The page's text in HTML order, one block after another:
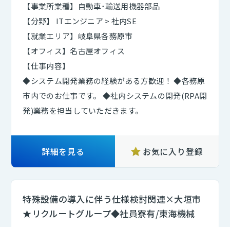
【事業所業種】自動車･輸送用機器部品
【分野】 ITエンジニア > 社内SE
【就業エリア】岐阜県各務原市
【オフィス】名古屋オフィス
【仕事内容】
◆システム開発業務の経験がある方歓迎！ ◆各務原
市内でのお仕事です。 ◆社内システムの開発(RPA開
発)業務を担当していただきます。
詳細を見る お気に入り登録
特殊設備の導入に伴う仕様検討関連×大垣市
★リクルートグループ◆社員寮有/東海機械